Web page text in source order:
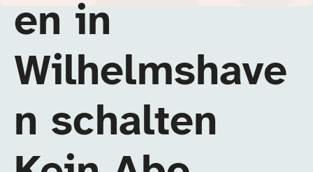
en in
Wilhelmshave
n schalten